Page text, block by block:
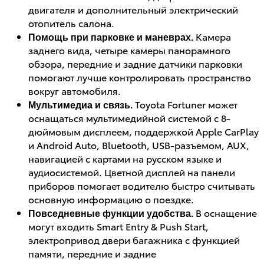
двигателя и дополнительный электрический
отопитель салона.
Помощь при парковке и маневрах. Камера
заднего вида, четыре камеры панорамного
обзора, передние и задние датчики парковки
помогают лучше контролировать пространство
вокруг автомобиля.
Мультимедиа и связь. Toyota Fortuner может
оснащаться мультимедийной системой с 8-
дюймовым дисплеем, поддержкой Apple CarPlay
и Android Auto, Bluetooth, USB-разъемом, AUX,
навигацией с картами на русском языке и
аудиосистемой. Цветной дисплей на панели
приборов помогает водителю быстро считывать
основную информацию о поездке.
Повседневные функции удобства. В оснащение
могут входить Smart Entry & Push Start,
электропривод двери багажника с функцией
памяти, передние и задние